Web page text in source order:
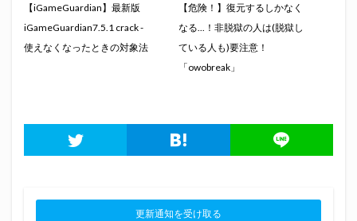
【iGameGuardian】最新版
iGameGuardian7.5.1 crack -
使えなくなったときの対象法
【危険！】復元するしかなく
なる...！非脱獄の人は(脱獄し
ている人も)要注意！
「owobreak」
更新通知を受け取る